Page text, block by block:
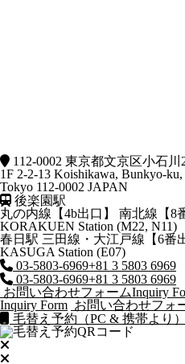
112-0002 東京都文京区小石川
1F 2-2-13 Koishikawa, Bunkyo-ku,
Tokyo 112-0002 JAPAN
後楽園駅
丸の内線【4b出口】 南北線【8
KORAKUEN Station (M22, N11)
春日駅 三田線・大江戸線【6番
KASUGA Station (E07)
03-5803-6969+81 3 5803 6969
03-5803-6969+81 3 5803 6969
お問い合わせフォームInquiry
Inquiry Form お問い合わせフォ
毛替え予約（PC & 携帯より）